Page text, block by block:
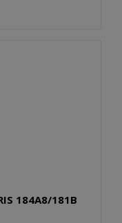
184A8/181B